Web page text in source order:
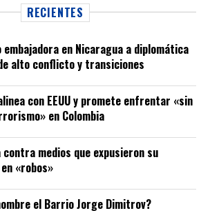
RECIENTES
embajadora en Nicaragua a diplomática
alto conflicto y transiciones
con EEUU y promete enfrentar «sin
en Colombia
medios que expusieron su
«robos»
el Barrio Jorge Dimitrov?